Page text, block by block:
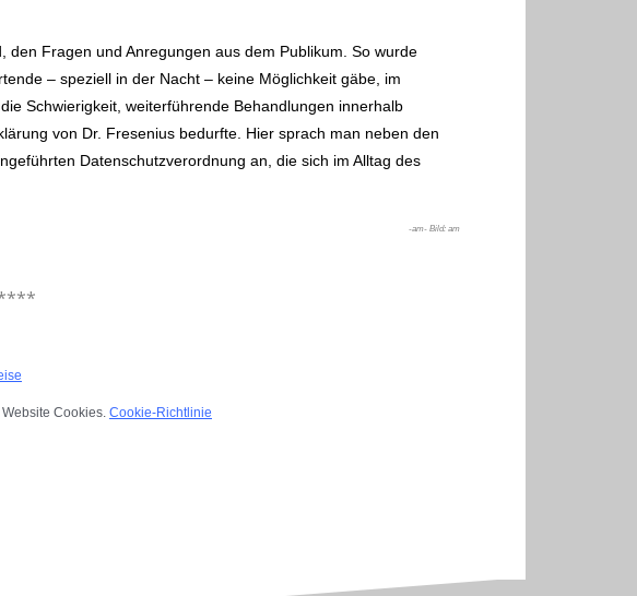
den Fragen und Anregungen aus dem Publikum. So wurde
– speziell in der Nacht – keine Möglichkeit gäbe, im
Schwierigkeit, weiterführende Behandlungen innerhalb
von Dr. Fresenius bedurfte. Hier sprach man neben den
Datenschutzverordnung an, die sich im Alltag des
-am- Bild: am
Cookies. Cookie-Richtlinie